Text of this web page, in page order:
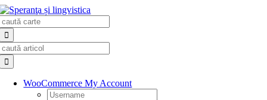
Skip
to
content
WooCommerce My Account
Username: